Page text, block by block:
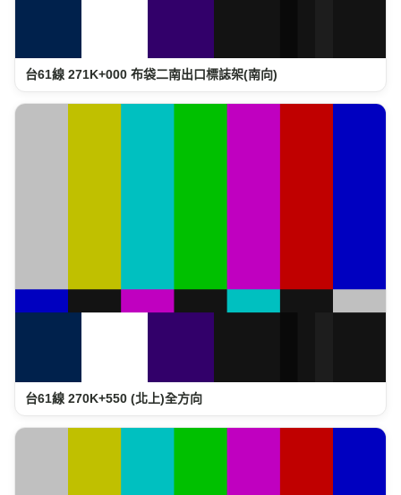
台61線 271K+000 布袋二南出口標誌架(南向)
台61線 270K+550 (北上)全方向